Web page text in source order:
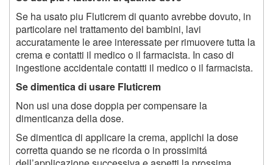
Se ha usato piu Fluticrem di quanto avrebbe dovuto, in
particolare nel trattamento dei bambini, lavi
accuratamente le aree interessate per rimuovere tutta la
crema e contatti il medico o il farmacista. In caso di
ingestione accidentale contatti il medico o il farmacista.
Se dimentica di usare Fluticrem
Non usi una dose doppia per compensare la
dimenticanza della dose.
Se dimentica di applicare la crema, applichi la dose
corretta quando se ne ricorda o in prossimitá